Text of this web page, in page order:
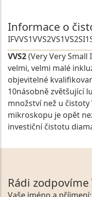
Informace o
IFVVS1VVS2VS1VS2SI1
VVS2(Very Very
velmi, velmi malé
objevitelné
10násobně zvětšující
množství než u
mikroskopu je opět
investiční čistotu
Rádi zodpovíme